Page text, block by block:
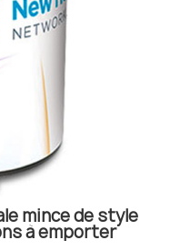
mince de style
à emporter